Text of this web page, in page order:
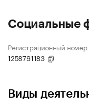
Социальные
Регистрационный
1258791183
Виды